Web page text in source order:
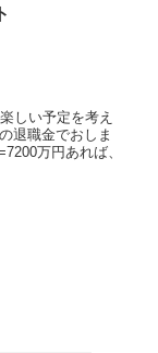
しい予定を考え
退職金でおしま
万円あれば、